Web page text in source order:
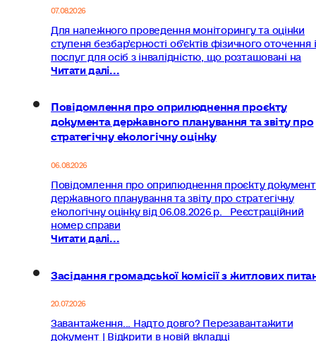
07.08.2026
Для належного проведення моніторингу та оцінки
ступеня безбар’єрності об’єктів фізичного оточення і
послуг для осіб з інвалідністю, що розташовані на
Читати далі...
Повідомлення про оприлюднення проєкту
документа державного планування та звіту про
стратегічну екологічну оцінку
06.08.2026
Повідомлення про оприлюднення проєкту
державного планування та звіту про стратегічну
екологічну оцінку від 06.08.2026 р. Реєстраційний
номер справи
Читати далі...
Засідання громадської комісії з житлових
20.07.2026
Завантаження... Надто довго? Перезавантажити
документ | Відкрити в новій вкладці